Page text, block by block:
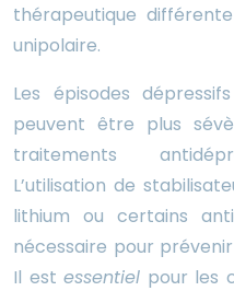
thérapeutique
unipolaire.
Les épisodes
peuvent être plus
traitements
L’utilisation de
lithium ou certains
nécessaire pour
Il est essentiel pour les